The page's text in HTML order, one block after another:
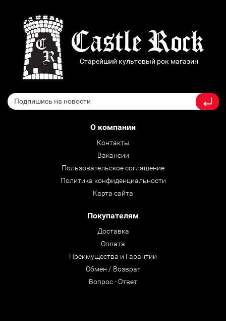
Старейший культовый рок магазин
О компании
Контакты
Вакансии
Пользовательское соглашение
Политика конфиденциальности
Карта сайта
Покупателям
Доставка
Оплата
Преимущества и Гарантии
Обмен / Возврат
Вопрос - Ответ